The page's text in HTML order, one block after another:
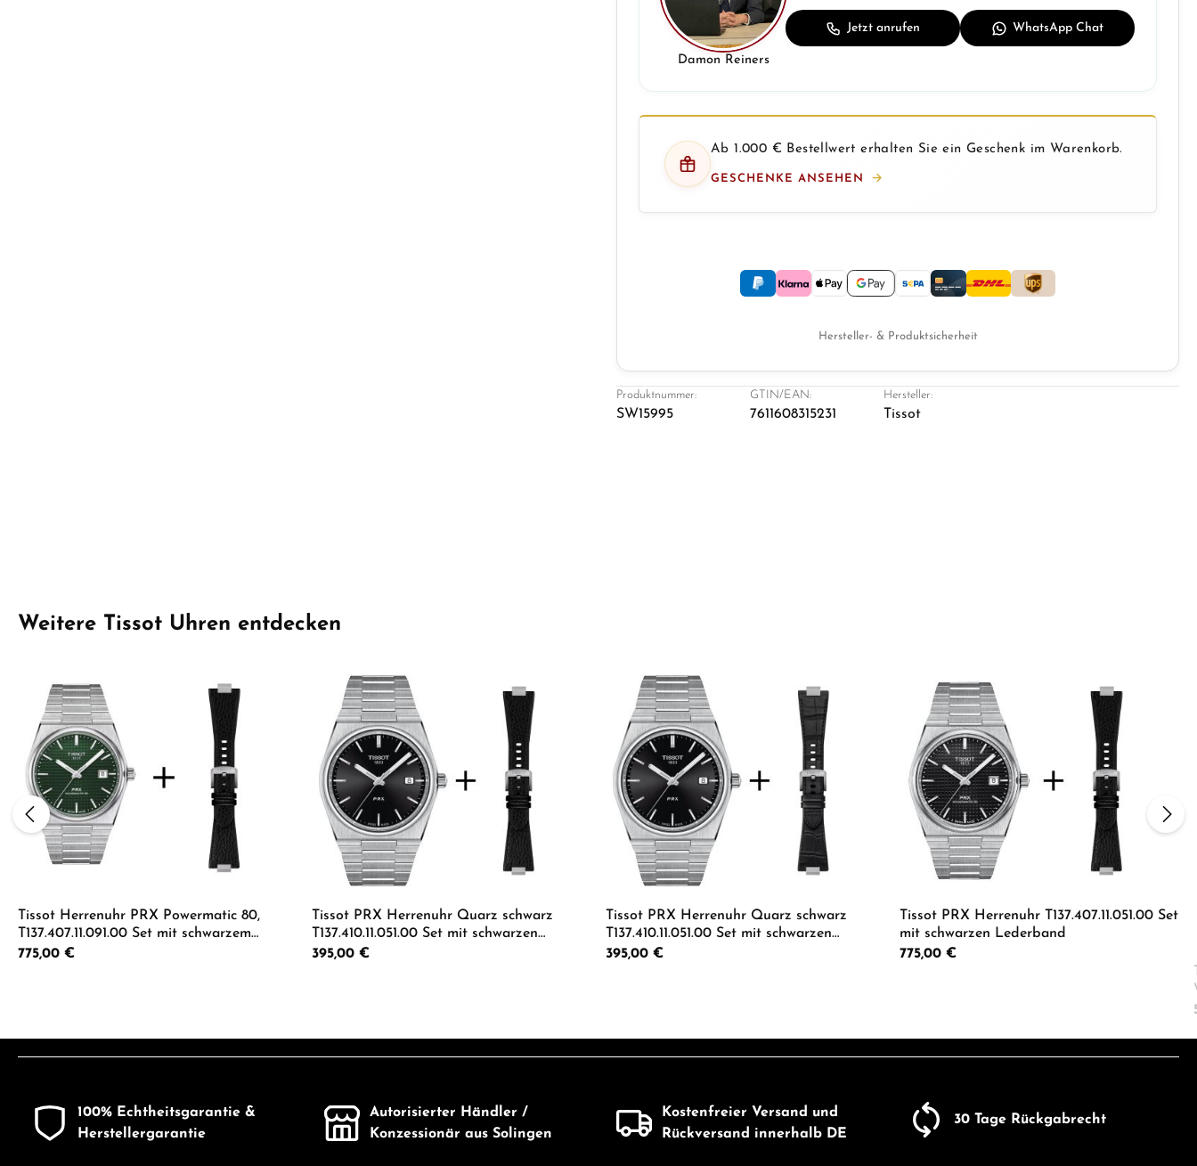
Damon Reiners
Jetzt anrufen WhatsApp Chat
Ab 1.000 € Bestellwert erhalten Sie ein Geschenk im Warenkorb.
GESCHENKE ANSEHEN
Hersteller- & Produktsicherheit
Produktnummer:
SW15995
GTIN/EAN:
7611608315231
Hersteller:
Tissot
Produktgalerie überspringen
Weitere Tissot Uhren entdecken
Tissot Herrenuhr PRX Powermatic 80,
T137.407.11.091.00 Set mit schwarzem
Lederarmband
Regulärer Preis:
775,00 €
Produkt Anzahl: Gib den gewünschten Wert ein oder benutze die Schaltflächen um die Anzahl zu erhöhen oder zu
Tissot PRX Herrenuhr Quarz schwarz
T137.410.11.051.00 Set mit schwarzen
Lederband
Regulärer Preis:
395,00 €
Produkt Anzahl: Gib den gewünschten Wert ein oder benutze die Schaltflächen um die
Tissot PRX Herrenuhr Quarz schwarz
T137.410.11.051.00 Set mit schwarzen
Lederband Krokooptik
Regulärer Preis:
395,00 €
Produkt Anzahl: Gib den gewünschten Wert ein oder
Tissot PRX Herrenuhr T137.407.11.051.00 Set
mit schwarzen Lederband
Regulärer Preis:
775,00 €
Produkt Anzahl: Gib den
100% Echtheitsgarantie &
Herstellergarantie
Autorisierter Händler /
Konzessionär aus Solingen
Kostenfreier Versand und
Rückversand innerhalb DE
30 Tage Rückgabrecht